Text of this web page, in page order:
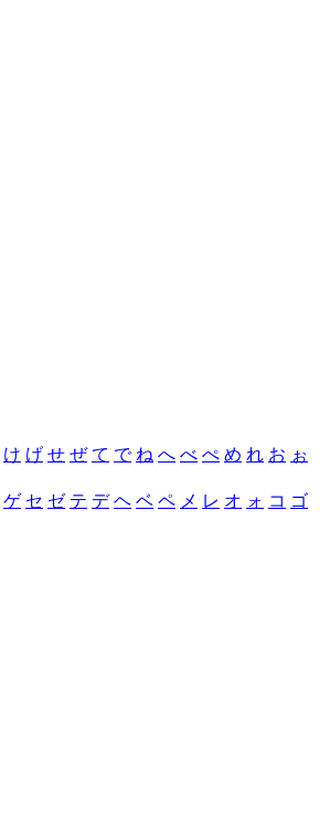
け げ せ ぜ て で ね へ べ ぺ め れ お ぉ
ゲ セ ゼ テ デ ヘ ベ ペ メ レ オ ォ コ ゴ